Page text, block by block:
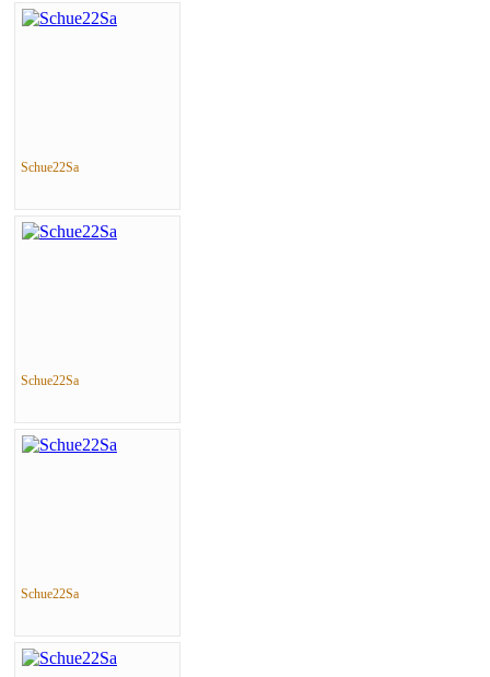
Schue22Sa
Schue22Sa
Schue22Sa